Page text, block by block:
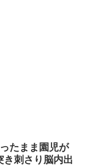
たまま園児が
刺さり脳内出